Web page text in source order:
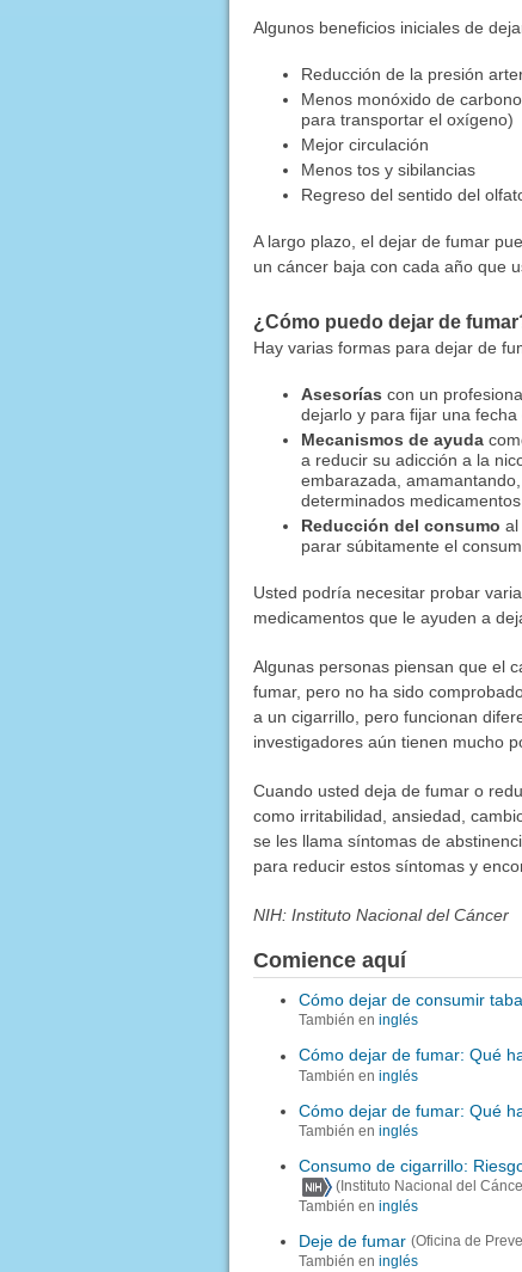
Algunos beneficios iniciales de
Reducción de la presión
Menos monóxido de
para transportar el oxígeno)
Mejor circulación
Menos tos y sibilancias
Regreso del sentido del
A largo plazo, el dejar de fumar
un cáncer baja con cada año que
¿Cómo puedo dejar de
Hay varias formas para dejar de
Asesorías con un
dejarlo y para fijar una fecha
Mecanismos de ayuda
a reducir su adicción a la
embarazada,
determinados medicamentos
Reducción del consumo al
parar súbitamente el
Usted podría necesitar probar
medicamentos que le ayuden a
Algunas personas piensan que el
fumar, pero no ha sido
a un cigarrillo, pero funcionan
investigadores aún tienen mucho
Cuando usted deja de fumar o
como irritabilidad, ansiedad,
se les llama síntomas de
para reducir estos síntomas y
NIH: Instituto Nacional del Cáncer
Comience aquí
Cómo dejar de consumir
También en inglés
Cómo dejar de fumar: Qué
También en inglés
Cómo dejar de fumar: Qué
También en inglés
Consumo de cigarrillo:
(Instituto Nacional del
También en inglés
Deje de fumar (Oficina de
También en inglés